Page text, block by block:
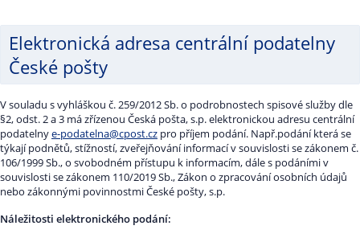
Elektronická adresa centrální podatelny
České pošty
V souladu s vyhláškou č. 259/2012 Sb. o podrobnostech spisové služby dle
§2, odst. 2 a 3 má zřízenou Česká pošta, s.p. elektronickou adresu centrální
podatelnye-podatelna@cpost.cz pro příjem podání. Např.podání která se
týkají podnětů, stížností, zveřejňování informací v souvislosti se zákonem č.
106/1999 Sb., o svobodném přístupu k informacím, dále s podáními v
souvislosti se zákonem 110/2019 Sb., Zákon o zpracování osobních údajů
nebo zákonnými povinnostmi České pošty, s.p.
Náležitosti elektronického podání: